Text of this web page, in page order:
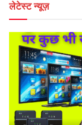
लेटेस्ट न्यूज़